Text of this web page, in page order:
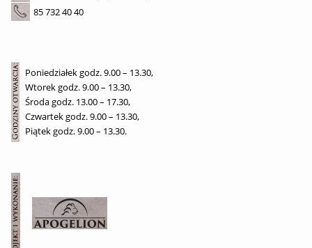
85 732 40 40
Poniedziałek godz. 9.00 – 13.30,
Wtorek godz. 9.00 – 13.30,
Środa godz. 13.00 – 17.30,
Czwartek godz. 9.00 – 13.30,
Piątek godz. 9.00 – 13.30.